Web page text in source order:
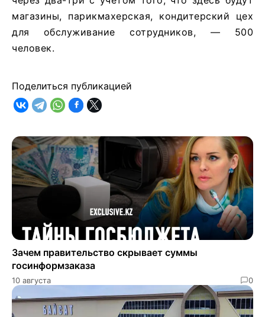
магазины, парикмахерская, кондитерский цех
для обслуживание сотрудников, — 500
человек.
Поделиться публикацией
Зачем правительство скрывает суммы
госинформзаказа
10 августа 0